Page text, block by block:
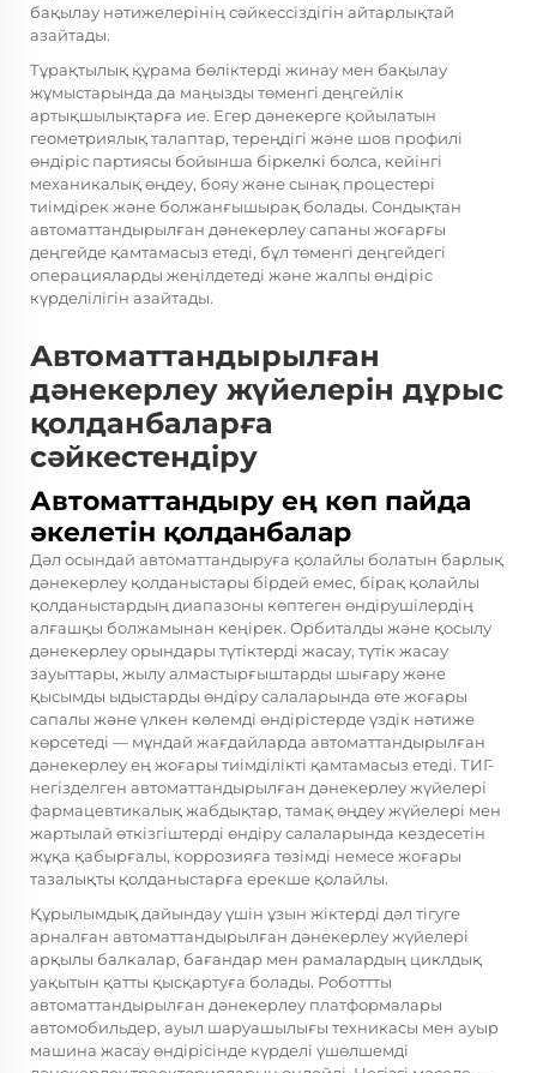
бақылау нәтижелерінің сәйкессіздігін айтарлықтай
азайтады.
Тұрақтылық құрама бөліктерді жинау мен бақылау
жұмыстарында да маңызды төменгі деңгейлік
артықшылықтарға ие. Егер дәнекерге қойылатын
геометриялық талаптар, тереңдігі және шов профилі
өндіріс партиясы бойынша біркелкі болса, кейінгі
механикалық өңдеу, бояу және сынақ процестері
тиімдірек және болжанғышырақ болады. Сондықтан
автоматтандырылған дәнекерлеу сапаны жоғарғы
деңгейде қамтамасыз етеді, бұл төменгі деңгейдегі
операцияларды жеңілдетеді және жалпы өндіріс
күрделілігін азайтады.
Автоматтандырылған
дәнекерлеу жүйелерін дұрыс
қолданбаларға
сәйкестендіру
Автоматтандыру ең көп пайда
әкелетін қолданбалар
Дәл осындай автоматтандыруға қолайлы болатын барлық
дәнекерлеу қолданыстары бірдей емес, бірақ қолайлы
қолданыстардың диапазоны көптеген өндірушілердің
алғашқы болжамынан кеңірек. Орбиталды және қосылу
дәнекерлеу орындары түтіктерді жасау, түтік жасау
зауыттары, жылу алмастырғыштарды шығару және
қысымды ыдыстарды өндіру салаларында өте жоғары
сапалы және үлкен көлемді өндірістерде үздік нәтиже
көрсетеді — мұндай жағдайларда автоматтандырылған
дәнекерлеу ең жоғары тиімділікті қамтамасыз етеді. ТИГ-
негізделген автоматтандырылған дәнекерлеу жүйелері
фармацевтикалық жабдықтар, тамақ өңдеу жүйелері мен
жартылай өткізгіштерді өндіру салаларында кездесетін
жұқа қабырғалы, коррозияға төзімді немесе жоғары
тазалықты қолданыстарға ерекше қолайлы.
Құрылымдық дайындау үшін ұзын жіктерді дәл тігуге
арналған автоматтандырылған дәнекерлеу жүйелері
арқылы балкалар, бағандар мен рамалардың циклдық
уақытын қатты қысқартуға болады. Роботтты
автоматтандырылған дәнекерлеу платформалары
автомобильдер, ауыл шаруашылығы техникасы мен ауыр
машина жасау өндірісінде күрделі үшөлшемді